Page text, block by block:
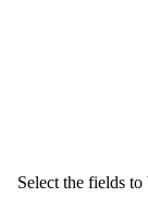
Select the fields